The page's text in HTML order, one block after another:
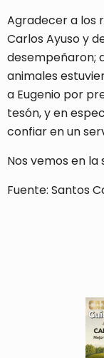
Agradecer a los
Carlos Ayuso y
desempeñaron;
animales
a Eugenio por
tesón, y en
confiar en un
Nos vemos en la
Fuente: Santos